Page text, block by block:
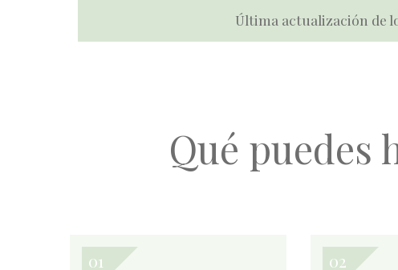
Última actualización de
Qué puedes